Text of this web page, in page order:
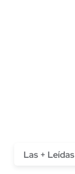
Las + Leídas